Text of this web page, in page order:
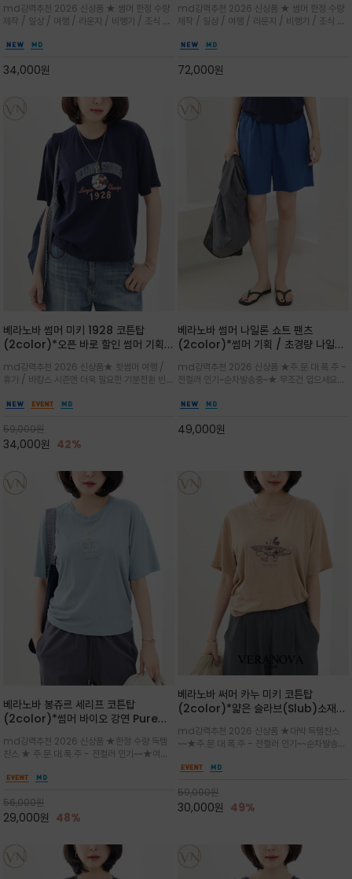
튼 소재로 완성
md강력추천 2026 신상품 ★ 썸머 한정 수량
제작 / 일상 / 여행 / 라운지 / 비행기 / 조식 /
그먼트로 제작되어 편하고 가볍게 후회없으실 아
34,000원
튼 소재로 완성
md강력추천 2026 신상품 ★ 썸머 한정 수량
제작 / 일상 / 여행 / 라운지 / 비행기 / 조식 /
그먼트로 제작되어 편하고 가볍게 후회없으실 아
72,000원
베라노바 썸머 미키 1928 코튼탑
(2color)*오픈 바로 할인 썸머 기획
★ 한정수량 제작 ★ 오가닉 코튼으로
빈티지 프린트로 여름 하의와 모두 잘어
울리는 그래픽
md강력추천 2026 신상품★ 핫썸머 여행 /
휴가 / 바캉스 시즌엔 더욱 필요한 기분전환 빈티
키 컬러 위에 빈티지한 크랙 효과의 레트로 감성
완성
59,000원
34,000원 42%
베라노바 썸머 나일론 쇼트 팬츠
(2color)*썸머 기획 / 초경량 나일론
가벼운 아이템 / 여행 / 일상 / 운동 모
두 가능한 아이템
md강력추천 2026 신상품 ★주.문.대.폭.주 -
전컬러 인기~순차발송중~★ 무조건 입으세요~~
입니다^^가볍고 드라이한 터치감의 나일론 소
룩, 모임룩, 데일리룩까지 다양하게
49,000원
베라노바 봉쥬르 세리프 코튼탑
(2color)*썸머 바이오 강연 Pure
성적인 프랑스어 수식어를 조합
md강력추천 2026 신상품 ★한정 수량 득템
찬스 ★ 주.문.대.폭.주 - 전컬러 인기~~★여름
여유로운 감성/피부에 닿는 순간 기분 좋은 청량
56,000원
29,000원 48%
베라노바 써머 카누 미키 코튼탑
(2color)*얇은 슬라브(Slub)소재
하며, 몸에 잘 달라붙지 않아 쾌적
md강력추천 2026 신상품 ★대박 득템찬스
~~★주.문.대.폭.주 - 전컬러 인기~~순차발송중
드롭숄더 핏과 부드러운 라운드넥이 편안하며, 앞
다.
59,000원
30,000원 49%